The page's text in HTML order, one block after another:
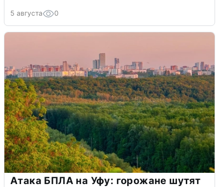
5 августа 0
Атака БПЛА на Уфу: горожане шутят